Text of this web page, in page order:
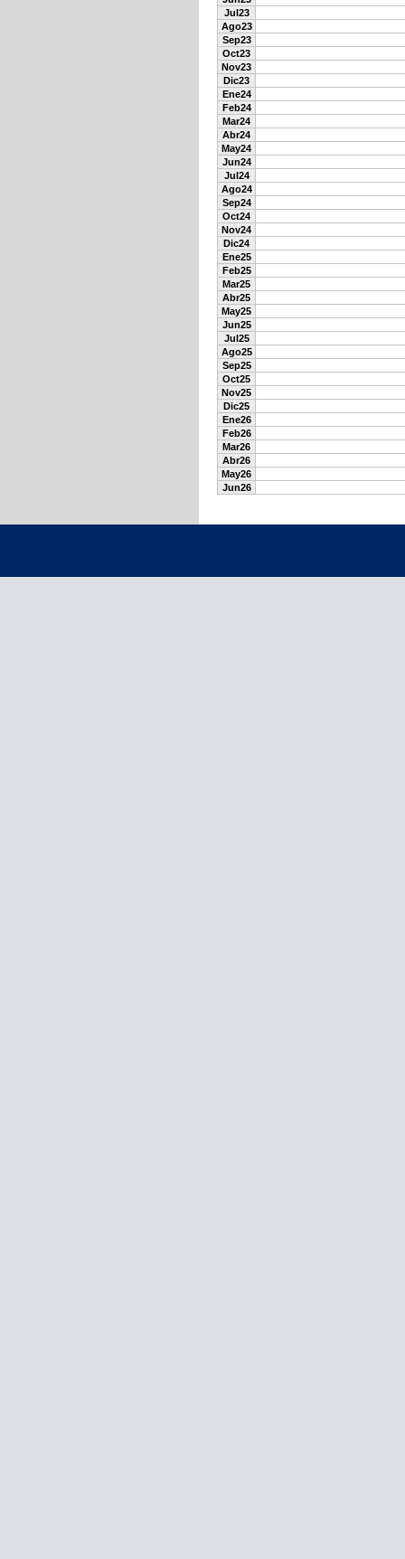
Jul23
Ago23
Sep23
Oct23
Nov23
Dic23
Ene24
Feb24
Mar24
Abr24
May24
Jun24
Jul24
Ago24
Sep24
Oct24
Nov24
Dic24
Ene25
Feb25
Mar25
Abr25
May25
Jun25
Jul25
Ago25
Sep25
Oct25
Nov25
Dic25
Ene26
Feb26
Mar26
Abr26
May26
Jun26